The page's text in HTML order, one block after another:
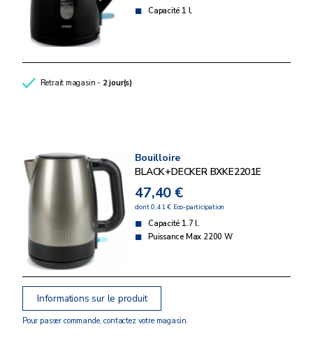
Capacité 1 l.
Retrait magasin - 2 jour(s)
Bouilloire
BLACK+DECKER BXKE2201E
47,40 €
dont 0,41 € Eco-participation
Capacité 1.7 l.
Puissance Max 2200 W
Informations sur le produit
Pour passer commande, contactez votre magasin.